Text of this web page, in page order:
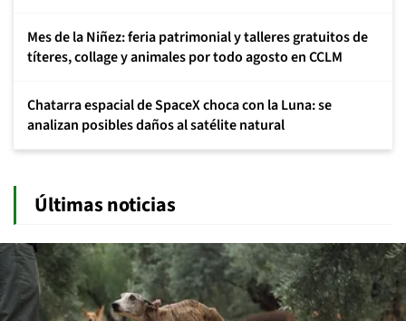
Mes de la Niñez: feria patrimonial y talleres gratuitos de
títeres, collage y animales por todo agosto en CCLM
Chatarra espacial de SpaceX choca con la Luna: se
analizan posibles daños al satélite natural
Últimas noticias